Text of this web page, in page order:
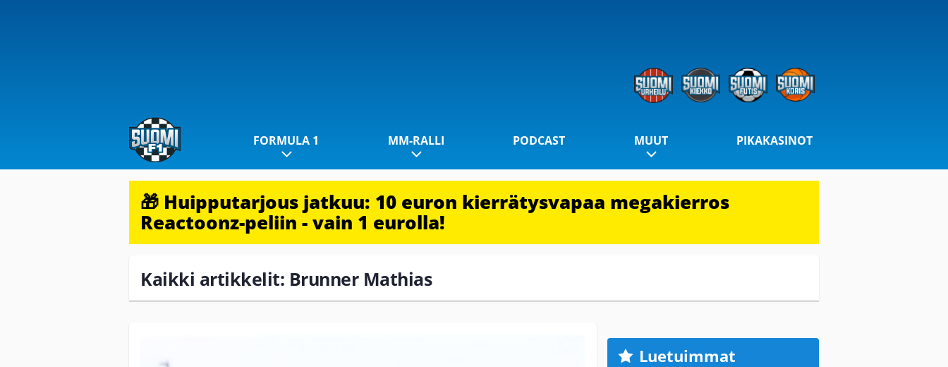
FORMULA 1 MM-RALLI PODCAST MUUT PIKAKASINOT
🎁 Huipputarjous jatkuu: 10 euron kierrätysvapaa megakierros
Reactoonz-peliin - vain 1 eurolla!
Kaikki artikkelit: Brunner Mathias
Luetuimmat